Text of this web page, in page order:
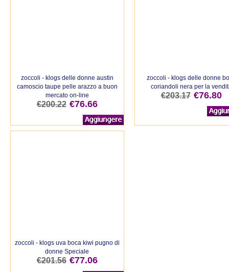
zoccoli - klogs delle donne austin
camoscio taupe pelle arazzo a buon
mercato on-line
€200.22 €76.66
zoccoli - klogs delle donne
coriandoli nera per la
€203.17 €76.80
zoccoli - klogs uva boca kiwi pugno di
donne Speciale
€201.56 €77.06